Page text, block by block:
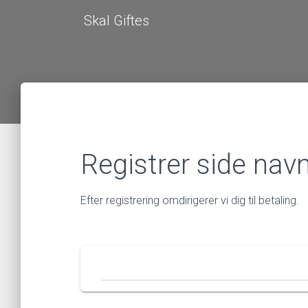
Skal Giftes
Registrer side
Efter registrering omdirigerer vi dig til betaling.